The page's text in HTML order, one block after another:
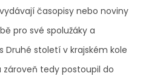
časopisy nebo noviny
pro své spolužáky a
Druhé století v krajském kole
zároveň tedy postoupil do